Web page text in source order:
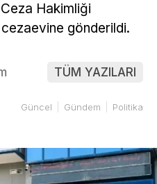
Ceza Hakimliği
gönderildi.
TÜM YAZILARI
Güncel Gündem Politika